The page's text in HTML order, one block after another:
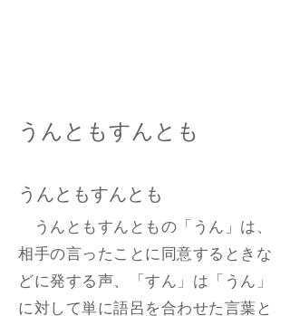
うんともすんとも
うんともすんとも
うんともすんともの「うん」は、
相手の言ったことに同意するときな
どに発する声、「すん」は「うん」
に対して単に語呂を合わせた言葉と